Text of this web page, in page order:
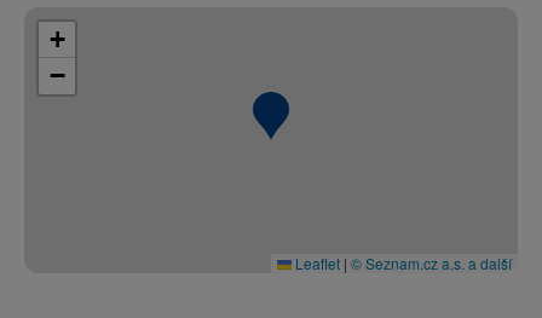
+
−
Leaflet | © Seznam.cz a.s. a další